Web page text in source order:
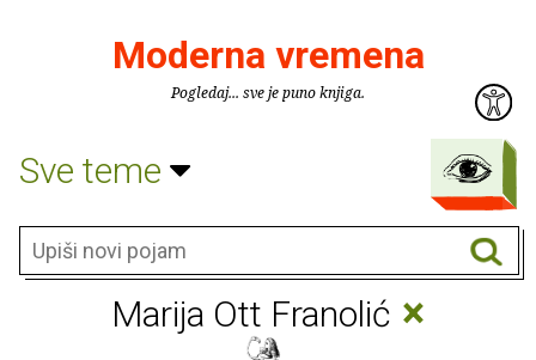
Moderna vremena
Pogledaj... sve je puno knjiga.
Sve teme
Marija Ott Franolić ×